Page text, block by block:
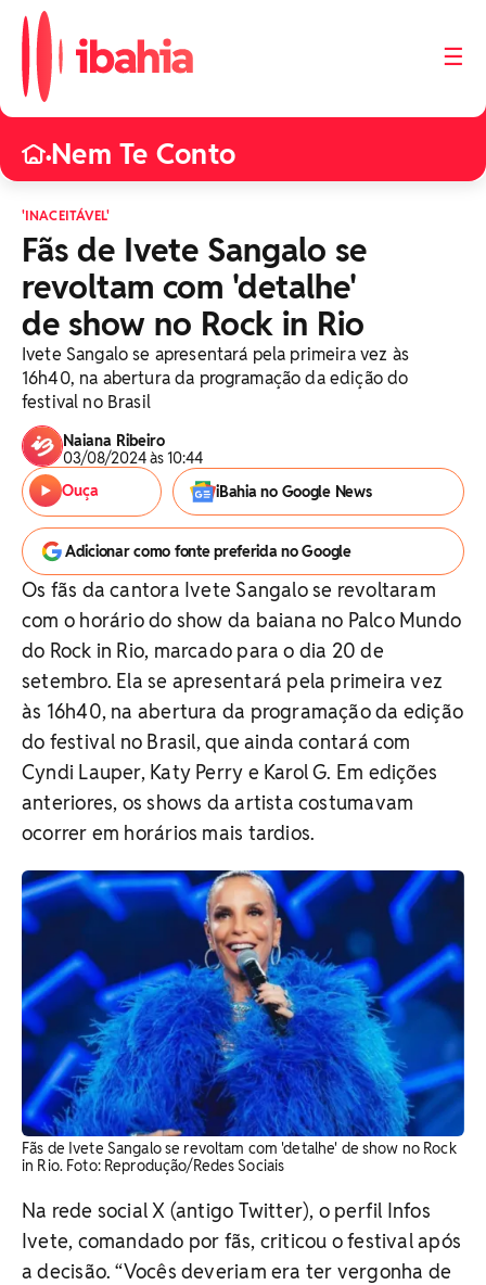
☰
•Nem Te Conto
'INACEITÁVEL'
Fãs de Ivete Sangalo se
revoltam com 'detalhe'
de show no Rock in Rio
Ivete Sangalo se apresentará pela primeira vez às
16h40, na abertura da programação da edição do
festival no Brasil
Naiana Ribeiro
03/08/2024 às 10:44
Ouça
iBahia no Google News
Adicionar como fonte preferida no Google
Os fãs da cantora Ivete Sangalo se revoltaram
com o horário do show da baiana no Palco Mundo
do Rock in Rio, marcado para o dia 20 de
setembro. Ela se apresentará pela primeira vez
às 16h40, na abertura da programação da edição
do festival no Brasil, que ainda contará com
Cyndi Lauper, Katy Perry e Karol G. Em edições
anteriores, os shows da artista costumavam
ocorrer em horários mais tardios.
Fãs de Ivete Sangalo se revoltam com 'detalhe' de show no Rock
in Rio. Foto: Reprodução/Redes Sociais
Na rede social X (antigo Twitter), o perfil Infos
Ivete, comandado por fãs, criticou o festival após
a decisão. “Vocês deveriam era ter vergonha de